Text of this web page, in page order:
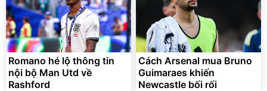
Romano hé lộ thông tin
nội bộ Man Utd về
Rashford
Cách Arsenal mua Bruno
Guimaraes khiến
Newcastle bối rối